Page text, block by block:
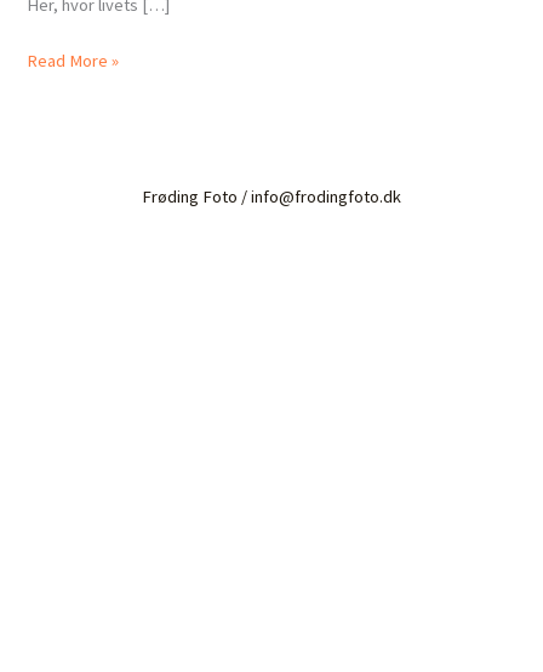
Her, hvor livets […]
Read More »
Frøding Foto / info@frodingfoto.dk